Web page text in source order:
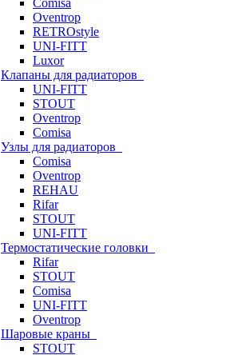
Comisa
Oventrop
RETROstyle
UNI-FITT
Luxor
Клапаны для радиаторов
UNI-FITT
STOUT
Oventrop
Comisa
Узлы для радиаторов
Comisa
Oventrop
REHAU
Rifar
STOUT
UNI-FITT
Термостатические головки
Rifar
STOUT
Comisa
UNI-FITT
Oventrop
Шаровые краны
STOUT